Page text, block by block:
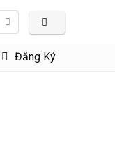
Đăng Ký